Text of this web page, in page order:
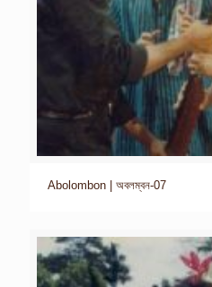
Abolombon | অবলম্বন-07